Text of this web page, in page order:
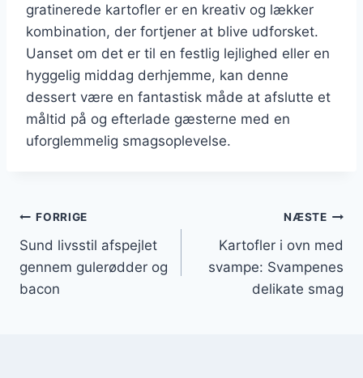
gratinerede kartofler er en kreativ og lækker
kombination, der fortjener at blive udforsket.
Uanset om det er til en festlig lejlighed eller en
hyggelig middag derhjemme, kan denne
dessert være en fantastisk måde at afslutte et
måltid på og efterlade gæsterne med en
uforglemmelig smagsoplevelse.
Indlægsnavigation
FORRIGE
Sund livsstil afspejlet
gennem gulerødder og
bacon
NÆSTE
Kartofler i ovn med
svampe: Svampenes
delikate smag